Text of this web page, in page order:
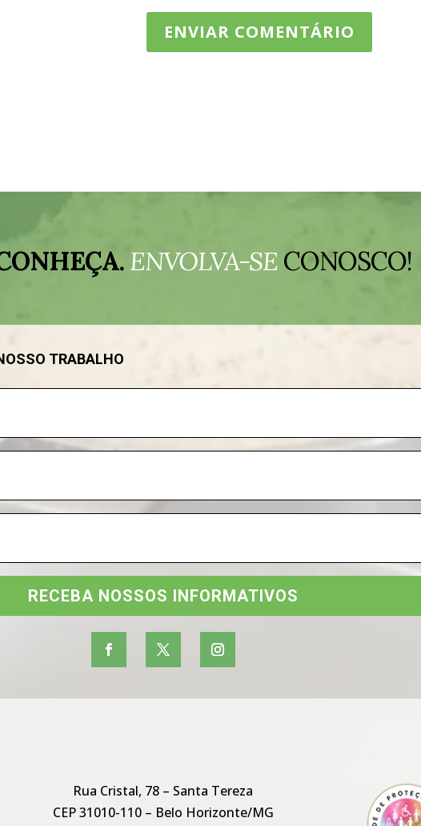
ENVOLVA-SE CONOSCO!
TRABALHO
RECEBA NOSSOS INFORMATIVOS
Rua Cristal, 78 – Santa Tereza
CEP 31010-110 – Belo Horizonte/MG